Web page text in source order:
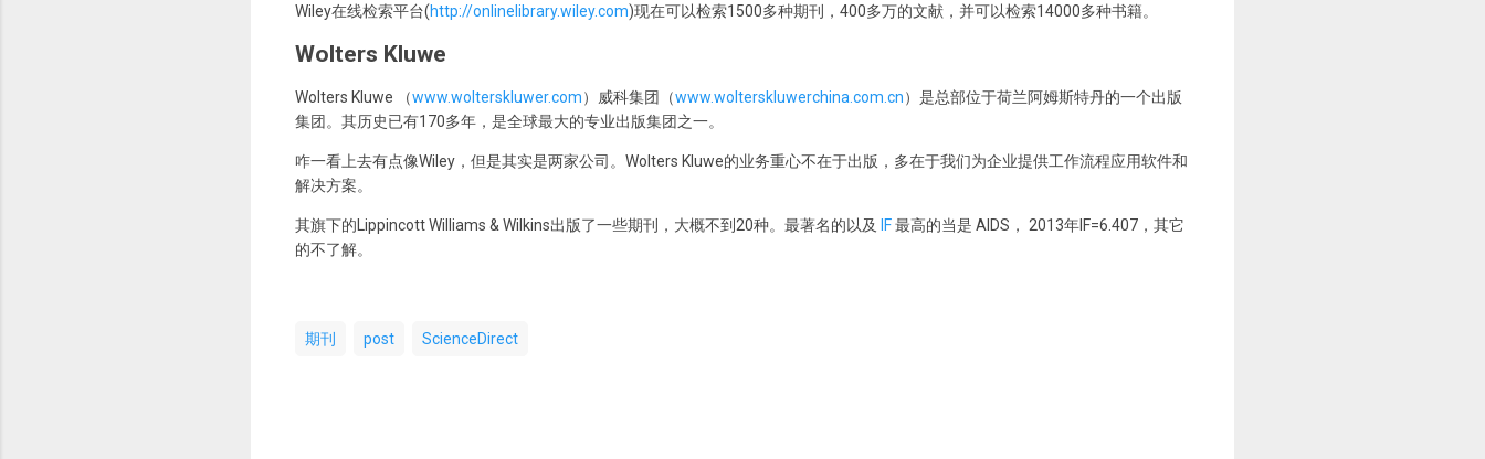
Wiley在线检索平台(http://onlinelibrary.wiley.com)现在可以检索1500多种期刊，400多万的文献，并可以检索14000多种书籍。
Wolters Kluwe
Wolters Kluwe （www.wolterskluwer.com）威科集团（www.wolterskluwerchina.com.cn）是总部位于荷兰阿姆斯特丹的一个出版
集团。其历史已有170多年，是全球最大的专业出版集团之一。
咋一看上去有点像Wiley，但是其实是两家公司。Wolters Kluwe的业务重心不在于出版，多在于我们为企业提供工作流程应用软件和
解决方案。
其旗下的Lippincott Williams & Wilkins出版了一些期刊，大概不到20种。最著名的以及 IF最高的当是 AIDS， 2013年IF=6.407，其它
的不了解。
期刊 post ScienceDirect